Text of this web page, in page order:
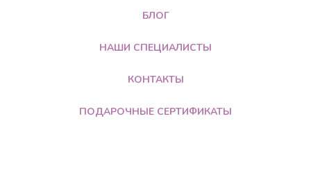
БЛОГ
НАШИ СПЕЦИАЛИСТЫ
КОНТАКТЫ
ПОДАРОЧНЫЕ СЕРТИФИКАТЫ